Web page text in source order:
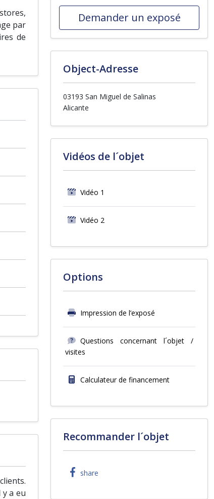
par
de
a eu
Demander un exposé
Object-Adresse
03193 San Miguel de Salinas
Alicante
Vidéos de l´objet
Vidéo 1
Vidéo 2
Options
Impression de l’exposé
Questions concernant l´objet /
visites
Calculateur de financement
Recommander l´objet
share